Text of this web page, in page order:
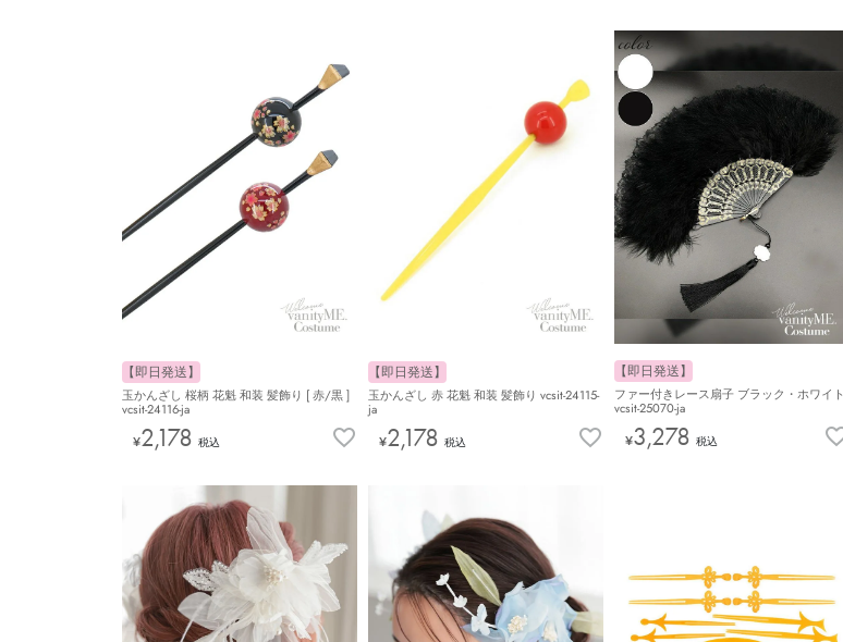
【即日発送】
玉かんざし 桜柄 花魁 和装 髪飾り [ 赤/黒 ]
vcsit-24116-ja
¥2,178 税込
【即日発送】
玉かんざし 赤 花魁 和装 髪飾り vcsit-24115-
ja
¥2,178 税込
【即日発送】
ファー付きレース扇子 ブラック・ホワイト
vcsit-25070-ja
¥3,278 税込